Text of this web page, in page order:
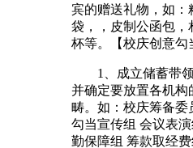
宾的赠送礼物，如：
袋，，皮制公函包，
杯等。【校庆创意勾
1、成立储蓄带领
并确定要放置各机构
畴。如：校庆筹备委
勾当宣传组 会议表
勤保障组 筹款取经费